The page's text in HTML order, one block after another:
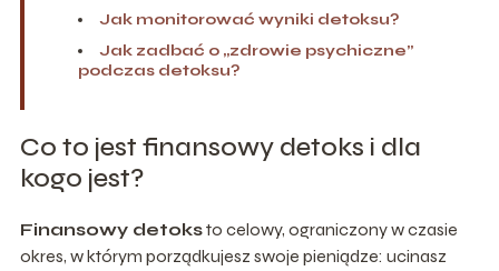
Jak monitorować wyniki detoksu?
Jak zadbać o „zdrowie psychiczne”
podczas detoksu?
Co to jest finansowy detoks i dla
kogo jest?
Finansowy detoksto celowy, ograniczony w czasie
okres, w którym porządkujesz swoje pieniądze: ucinasz